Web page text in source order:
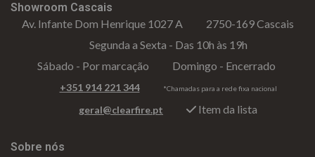
Showroom Cascais
Av. Infante Dom Henrique 1027 A
2750-169 Cascais
Segunda a Sexta - Das 10h às 19h
Sábado - Por marcação
Domingo - Encerrado
+351 914 221 344 *Chamadas para a rede fixa nacional
geral@clearfire.pt Item da lista
Sobre nós